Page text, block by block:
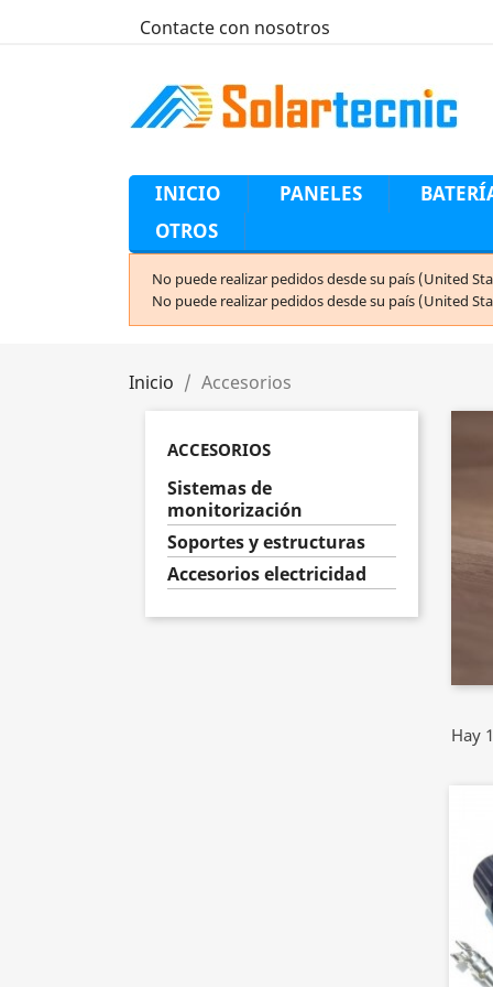
Contacte con nosotros
INICIO PANELES
OTROS
No puede realizar pedidos desde su país (United
No puede realizar pedidos desde su país (United
Inicio Accesorios
ACCESORIOS
Sistemas de
monitorización
Soportes y estructuras
Accesorios electricidad
Hay